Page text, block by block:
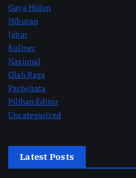
Gaya Hidup
Hiburan
Jabar
Kuliner
Nasional
Olah Raga
Pariwisata
Pilihan Editor
Uncategorized
Latest Posts